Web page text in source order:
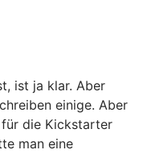
ist ja klar. Aber
einige. Aber
für die Kickstarter
man eine